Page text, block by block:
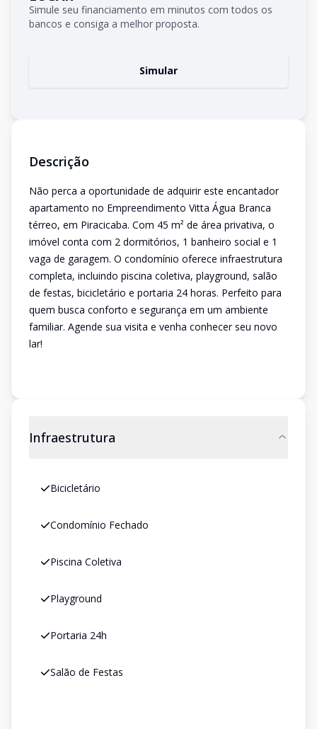
Simule seu financiamento em minutos com todos os
bancos e consiga a melhor proposta.
Simular
Descrição
Não perca a oportunidade de adquirir este encantador
apartamento no Empreendimento Vitta Água Branca
térreo, em Piracicaba. Com 45 m² de área privativa, o
imóvel conta com 2 dormitórios, 1 banheiro social e 1
vaga de garagem. O condomínio oferece infraestrutura
completa, incluindo piscina coletiva, playground, salão
de festas, bicicletário e portaria 24 horas. Perfeito para
quem busca conforto e segurança em um ambiente
familiar. Agende sua visita e venha conhecer seu novo
lar!
Infraestrutura
Bicicletário
Condomínio Fechado
Piscina Coletiva
Playground
Portaria 24h
Salão de Festas